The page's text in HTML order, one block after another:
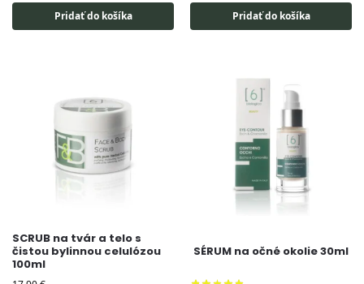
Pridať do košíka Pridať do košíka
SCRUB na tvár a telo s
čistou bylinnou celulózou
100ml
SÉRUM na očné okolie 30ml